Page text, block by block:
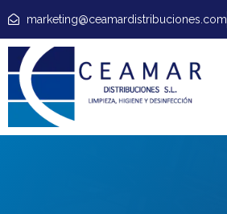
marketing@ceamardistribuciones.com